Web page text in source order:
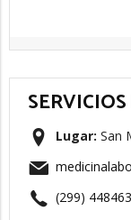
Lugar: San
(299)